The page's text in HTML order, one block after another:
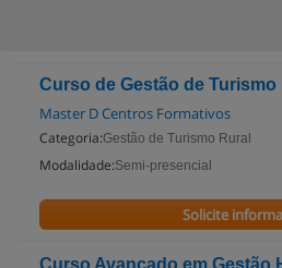
Curso de Gestão de Turismo
Master D Centros Formativos
Categoria:Gestão de Turismo Rural
Modalidade:Semi-presencial
Solicite
Curso Avançado em Gestão